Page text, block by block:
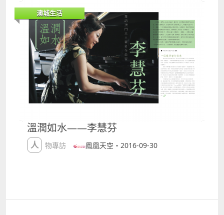
在經歷黑暗或失去方向的人作出鼓勵，為他們帶來正面
的影響。 除此之外，我亦喜歡把一些生活或社會上
值得留意的事情表達出來，令大家對於自己或周遭的一
切事物可以關注更多。例如反思現今社會的打壓及批判
風氣﹑又或者需要記起身邊愛自己的人等等。 聽眾
方面，我始終是一個正常人，當然也喜歡被欣賞或稱
讚。但是比起讚賞，作為一個音樂創作人，我認為可以
把以上所說，這些「音樂真正的作用」發揮出來，才是
最值得高興的。所以每當有人告訴我因為我的音樂而令
他有所改變，我都會因此而得到非常大的動力！ 3.你對
我來說，可以像現在般有能力去寫歌和製作就已經很滿
足了。接下來我正計劃會一連跟幾位不同的音樂人
crossover 造一些改編 cover 甚至合作寫歌，同時自己
亦會繼續製作新歌。其實 2015 年底剛剛完成了自己的
澳城生活
溫潤如水——李慧芬
人物專訪 鳳凰天空・2016-09-30